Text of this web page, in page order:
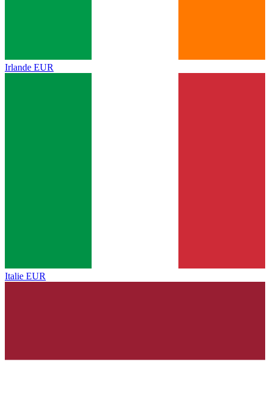
Irlande EUR
Italie EUR